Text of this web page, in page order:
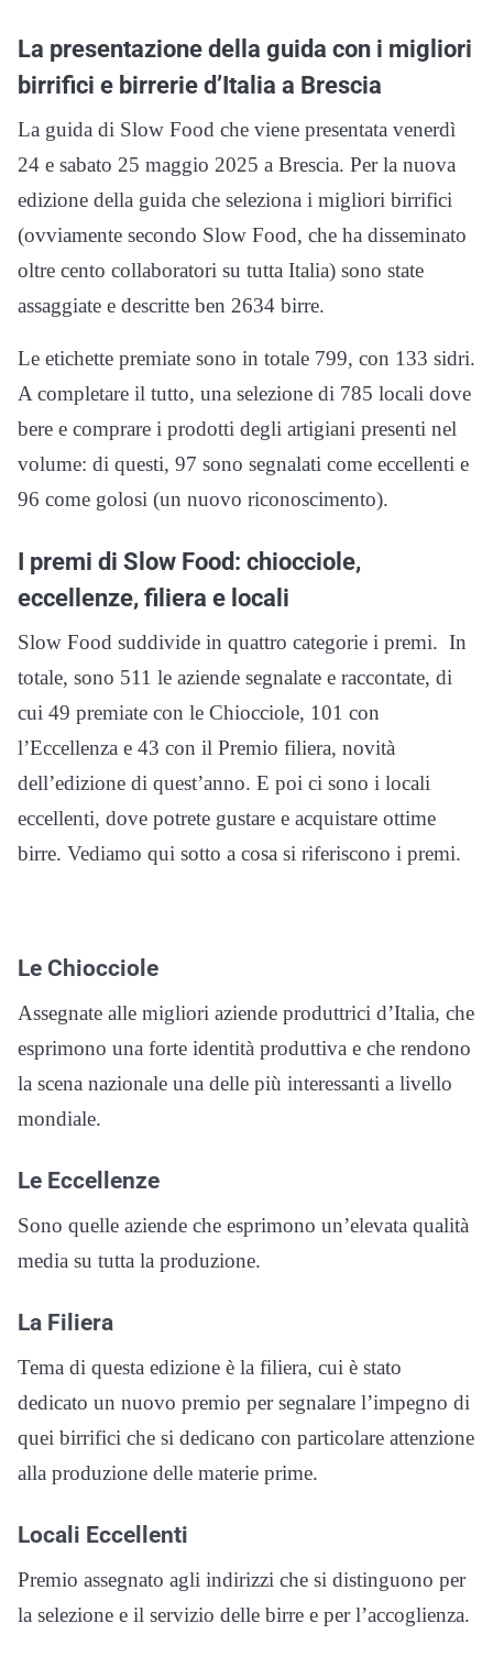
La presentazione della guida con i migliori
birrifici e birrerie d’Italia a Brescia
La guida di Slow Food che viene presentata venerdì
24 e sabato 25 maggio 2025 a Brescia. Per la nuova
edizione della guida che seleziona i migliori birrifici
(ovviamente secondo Slow Food, che ha disseminato
oltre cento collaboratori su tutta Italia) sono state
assaggiate e descritte ben 2634 birre.
Le etichette premiate sono in totale 799, con 133 sidri.
A completare il tutto, una selezione di 785 locali dove
bere e comprare i prodotti degli artigiani presenti nel
volume: di questi, 97 sono segnalati come eccellenti e
96 come golosi (un nuovo riconoscimento).
I premi di Slow Food: chiocciole,
eccellenze, filiera e locali
Slow Food suddivide in quattro categorie i premi. In
totale, sono 511 le aziende segnalate e raccontate, di
cui 49 premiate con le Chiocciole, 101 con
l’Eccellenza e 43 con il Premio filiera, novità
dell’edizione di quest’anno. E poi ci sono i locali
eccellenti, dove potrete gustare e acquistare ottime
birre. Vediamo qui sotto a cosa si riferiscono i premi.
Le Chiocciole
Assegnate alle migliori aziende produttrici d’Italia, che
esprimono una forte identità produttiva e che rendono
la scena nazionale una delle più interessanti a livello
mondiale.
Le Eccellenze
Sono quelle aziende che esprimono un’elevata qualità
media su tutta la produzione.
La Filiera
Tema di questa edizione è la filiera, cui è stato
dedicato un nuovo premio per segnalare l’impegno di
quei birrifici che si dedicano con particolare attenzione
alla produzione delle materie prime.
Locali Eccellenti
Premio assegnato agli indirizzi che si distinguono per
la selezione e il servizio delle birre e per l’accoglienza.